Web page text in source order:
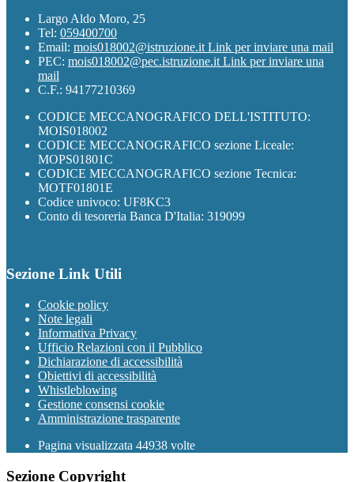
Largo Aldo Moro, 25
Tel: 059400700
Email: mois018002@istruzione.it Link per inviare una mail
PEC: mois018002@pec.istruzione.it Link per inviare una
mail
C.F.: 94177210369
CODICE MECCANOGRAFICO DELL'ISTITUTO:
MOIS018002
CODICE MECCANOGRAFICO sezione Liceale:
MOPS01801C
CODICE MECCANOGRAFICO sezione Tecnica:
MOTF01801E
Codice univoco: UF8KC3
Conto di tesoreria Banca D'Italia: 319099
Sezione Link Utili
Cookie policy
Note legali
Informativa Privacy
Ufficio Relazioni con il Pubblico
Dichiarazione di accessibilità
Obiettivi di accessibilità
Whistleblowing
Gestione consensi cookie
Amministrazione trasparente
Pagina visualizzata 44938 volte
Sezione Copyright